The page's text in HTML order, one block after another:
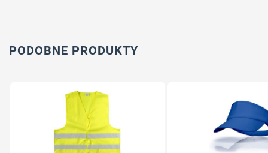
PODOBNE PRODUKTY